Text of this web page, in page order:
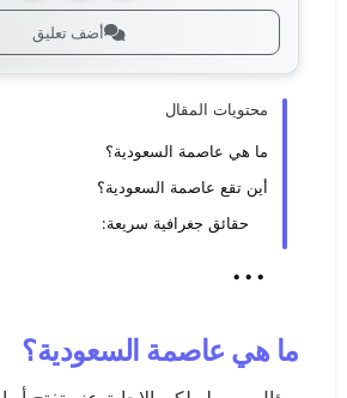
أضف تعليق
محتويات المقال
ما هي عاصمة السعودية؟
أين تقع عاصمة السعودية؟
حقائق جغرافية سريعة:
...
ما هي عاصمة السعودية؟